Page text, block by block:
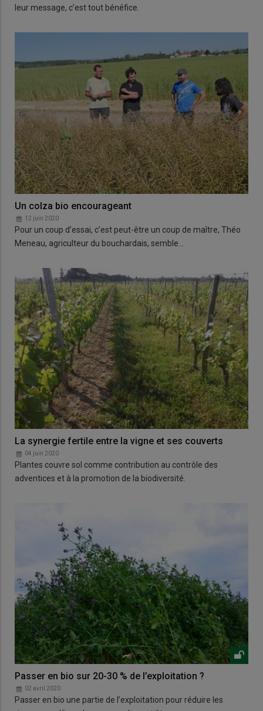
leur message, c’est tout bénéfice.
Un colza bio encourageant
12 juin 2020
Pour un coup d’essai, c’est peut-être un coup de maître, Théo
Meneau, agriculteur du bouchardais, semble…
La synergie fertile entre la vigne et ses couverts
04 juin 2020
Plantes couvre sol comme contribution au contrôle des
adventices et à la promotion de la biodiversité.
Passer en bio sur 20-30 % de l’exploitation ?
02 avril 2020
Passer en bio une partie de l’exploitation pour réduire les